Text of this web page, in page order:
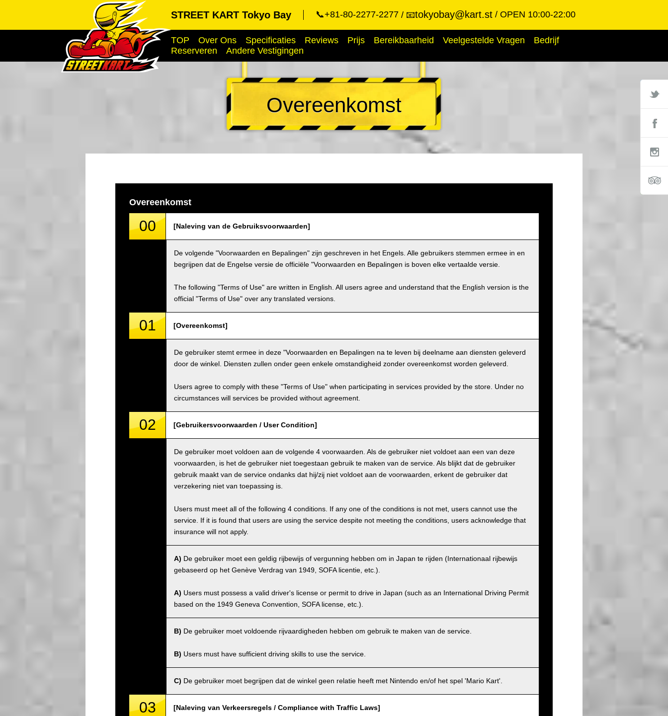
STREET KART Tokyo Bay 📞+81-80-2277-2277 📧tokyobay@kart.st OPEN 10:00-22:00
TOP Over Ons Specificaties Reviews Prijs Bereikbaarheid Veelgestelde Vragen
Bedrijf
Reserveren
Andere Vestigingen
Overeenkomst
Overeenkomst
00 [Naleving van de Gebruiksvoorwaarden]
De volgende "Voorwaarden en Bepalingen" zijn geschreven in het Engels. Alle gebruikers stemmen ermee in en
begrijpen dat de Engelse versie de officiële "Voorwaarden en Bepalingen is boven elke vertaalde versie.
The following "Terms of Use" are written in English. All users agree and understand that the English version is the
official "Terms of Use" over any translated versions.
01 [Overeenkomst]
De gebruiker stemt ermee in deze "Voorwaarden en Bepalingen na te leven bij deelname aan diensten geleverd
door de winkel. Diensten zullen onder geen enkele omstandigheid zonder overeenkomst worden geleverd.
Users agree to comply with these "Terms of Use" when participating in services provided by the store. Under no
circumstances will services be provided without agreement.
02 [Gebruikersvoorwaarden / User Condition]
De gebruiker moet voldoen aan de volgende 4 voorwaarden. Als de gebruiker niet voldoet aan een van deze
voorwaarden, is het de gebruiker niet toegestaan gebruik te maken van de service. Als blijkt dat de gebruiker
gebruik maakt van de service ondanks dat hij/zij niet voldoet aan de voorwaarden, erkent de gebruiker dat
verzekering niet van toepassing is.
Users must meet all of the following 4 conditions. If any one of the conditions is not met, users cannot use the
service. If it is found that users are using the service despite not meeting the conditions, users acknowledge that
insurance will not apply.
A) De gebruiker moet een geldig rijbewijs of vergunning hebben om in Japan te rijden (Internationaal rijbewijs
gebaseerd op het Genève Verdrag van 1949, SOFA licentie, etc.).
A) Users must possess a valid driver's license or permit to drive in Japan (such as an International Driving Permit
based on the 1949 Geneva Convention, SOFA license, etc.).
B) De gebruiker moet voldoende rijvaardigheden hebben om gebruik te maken van de service.
B) Users must have sufficient driving skills to use the service.
C) De gebruiker moet begrijpen dat de winkel geen relatie heeft met Nintendo en/of het spel 'Mario Kart'.
03 [Naleving van Verkeersregels / Compliance with Traffic Laws]